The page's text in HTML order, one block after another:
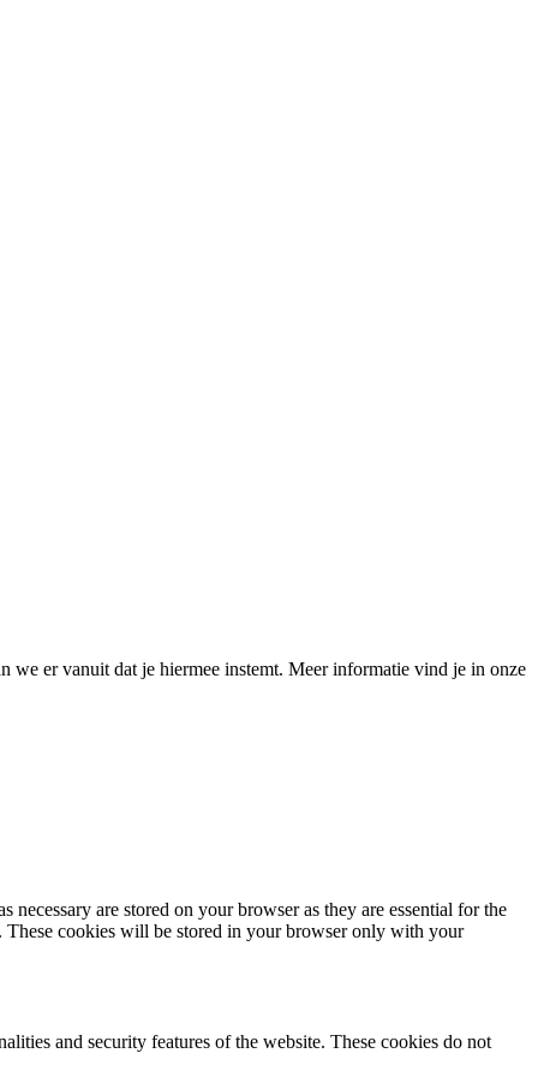
we er vanuit dat je hiermee instemt. Meer informatie vind je in onze
are stored on your browser as they are essential for the
These cookies will be stored in your browser only with your
and security features of the website. These cookies do not